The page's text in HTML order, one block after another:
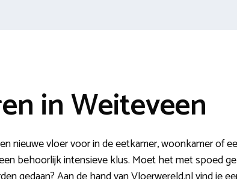
in Weiteveen
nieuwe vloer voor in de eetkamer, woonkamer of
behoorlijk intensieve klus. Moet het met spoed